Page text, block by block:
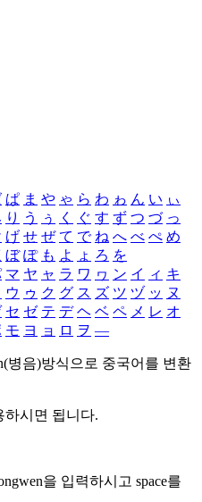
ぱ ま や ゃ ら わ ゎ ん い ぃ
り う ぅ く ぐ す ず つ づ っ
げ せ ぜ て で ね へ べ ぺ め
ぼ ぽ も よ ょ ろ を
マ ヤ ャ ラ ワ ヮ ン イ ィ キ
ウ ゥ ク グ ス ズ ツ ヅ ッ ヌ
セ ゼ テ デ ヘ ベ ペ メ レ オ
モ ヨ ョ ロ ヲ ―
병음)방식으로 중국어를 변환
하시면 됩니다.
을 입력하시고 space를